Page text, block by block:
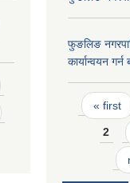
फुङलिङ
कार्यान्वयन
Pages
« first
2